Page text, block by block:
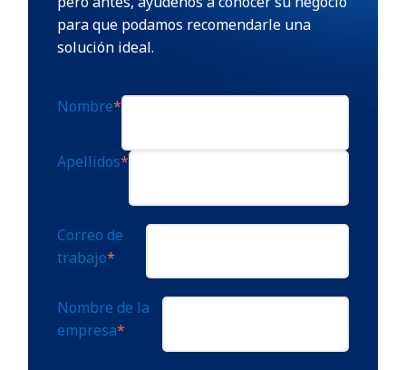
para que podamos recomendarle una
solución ideal.
Nombre*
Apellidos*
Correo de
trabajo*
Nombre de la
empresa*